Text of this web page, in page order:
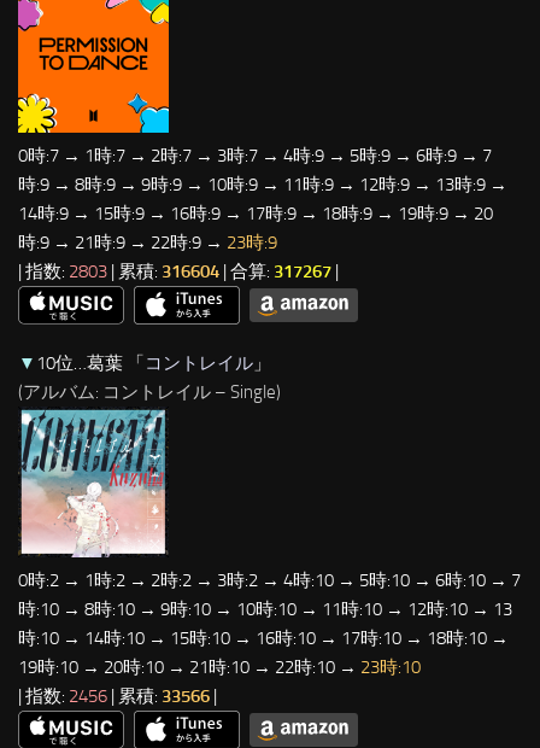
0時:7 → 1時:7 → 2時:7 → 3時:7 → 4時:9 → 5時:9 → 6時:9 → 7
時:9 → 8時:9 → 9時:9 → 10時:9 → 11時:9 → 12時:9 → 13時:9 →
14時:9 → 15時:9 → 16時:9 → 17時:9 → 18時:9 → 19時:9 → 20
時:9 → 21時:9 → 22時:9 → 23時:9
| 指数: 2803 | 累積: 316604 | 合算: 317267 |
▼ 10位…葛葉 「コントレイル 」
(アルバム: コントレイル – Single)
0時:2 → 1時:2 → 2時:2 → 3時:2 → 4時:10 → 5時:10 → 6時:10 → 7
時:10 → 8時:10 → 9時:10 → 10時:10 → 11時:10 → 12時:10 → 13
時:10 → 14時:10 → 15時:10 → 16時:10 → 17時:10 → 18時:10 →
19時:10 → 20時:10 → 21時:10 → 22時:10 → 23時:10
| 指数: 2456 | 累積: 33566 |